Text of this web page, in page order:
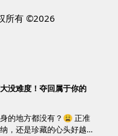
所有 ©2026
没难度！夺回属于你的
的地方都没有？😩 正准
，还是珍藏的心头好越